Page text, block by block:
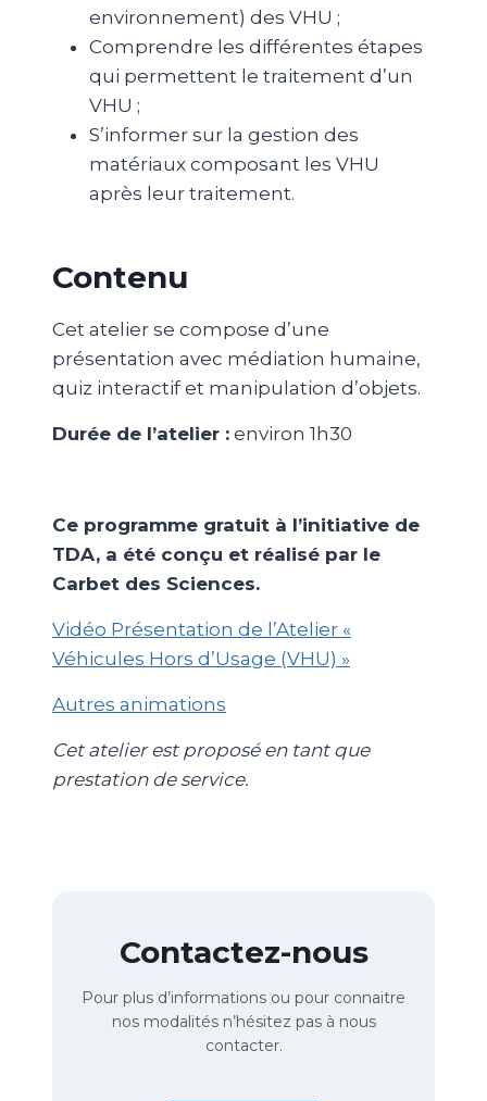
environnement) des VHU ;
Comprendre les différentes étapes
qui permettent le traitement d’un
VHU ;
S’informer sur la gestion des
matériaux composant les VHU
après leur traitement.
Contenu
Cet atelier se compose d’une
présentation avec médiation humaine,
quiz interactif et manipulation d’objets.
Durée de l’atelier : environ 1h30
Ce programme gratuit à l’initiative de
TDA, a été conçu et réalisé par le
Carbet des Sciences.
Vidéo Présentation de l’Atelier «
Véhicules Hors d’Usage (VHU) »
Autres animations
Cet atelier est proposé en tant que
prestation de service.
Contactez-nous
Pour plus d’informations ou pour connaitre
nos modalités n’hésitez pas à nous
contacter.